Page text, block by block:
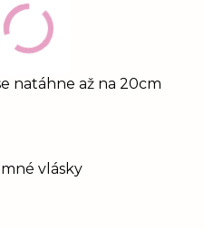
natáhne až na 20cm
vlásky